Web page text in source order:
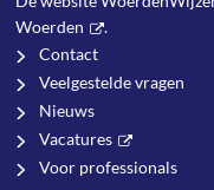
Woerden
.
Contact
Veelgestelde vragen
Nieuws
Vacatures
Voor professionals